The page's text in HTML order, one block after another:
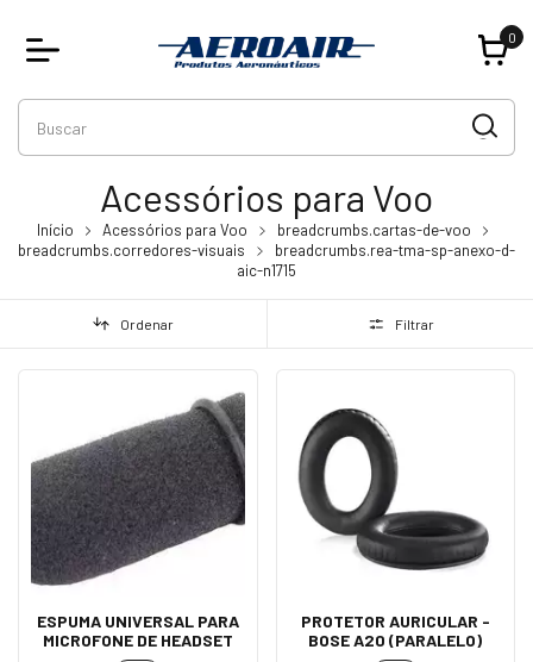
0
Acessórios para Voo
Início Acessórios para Voo
breadcrumbs.cartas-de-voo
breadcrumbs.corredores-visuais
breadcrumbs.rea-tma-sp-anexo-d-
aic-n1715
Ordenar Filtrar
ESPUMA UNIVERSAL PARA
MICROFONE DE HEADSET
PROTETOR AURICULAR -
BOSE A20 (PARALELO)